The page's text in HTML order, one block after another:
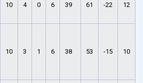
10 4 0 6 39 61 -22 12
10 3 1 6 38 53 -15 10